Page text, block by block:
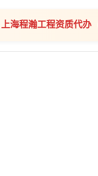
上海程瀚工程资质代办